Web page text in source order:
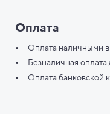
Оплата
Оплата наличными
Безналичная
Оплата банковской